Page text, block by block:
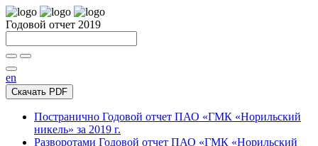
Годовой отчет 2019
en
Скачать PDF
Постранично Годовой отчет ПАО «ГМК «Норильский
никель» за 2019 г.
Разворотами Годовой отчет ПАО «ГМК «Норильский